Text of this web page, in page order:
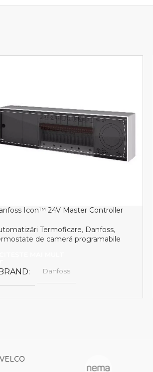
Icon™ 24V Master Controller
Termoficare, Danfoss,
de cameră programabile
Danfoss